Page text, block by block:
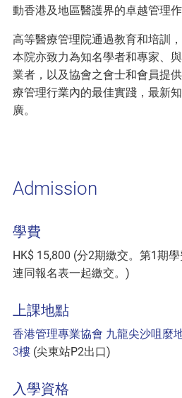
動香港及地區醫護界的卓越管理作
高等醫療管理院通過教育和培訓
本院亦致力為知名學者和專家、
業者，以及協會之會士和會員提
療管理行業內的最佳實踐，最新
廣。
Admission
學費
HK$ 15,800 (分2期繳交。第1期
連同報名表一起繳交。)
上課地點
香港管理專業協會 九龍尖沙咀麼
3樓 (尖東站P2出口)
入學資格